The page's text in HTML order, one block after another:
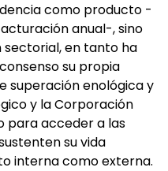
como producto -
anual-, sino
en tanto ha
su propia
superación enológica y
y la Corporación
para acceder a las
su vida
interna como externa.